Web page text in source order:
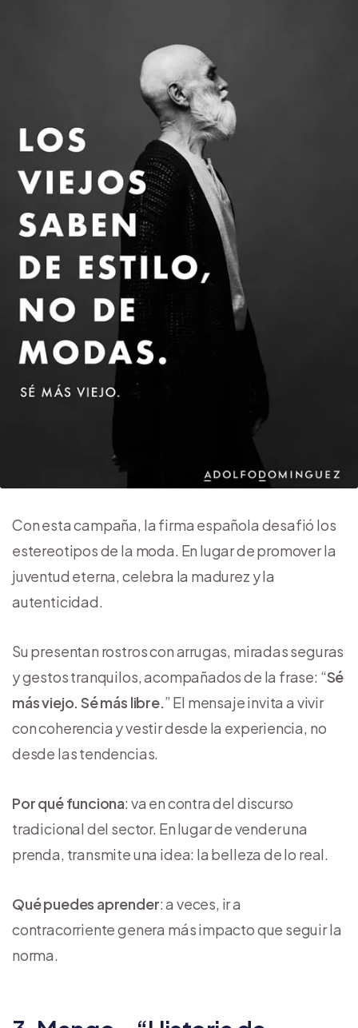
Con esta campaña, la firma española desafió los
estereotipos de la moda. En lugar de promover la
juventud eterna, celebra la madurez y la
autenticidad.
Su presentan rostros con arrugas, miradas seguras
y gestos tranquilos, acompañados de la frase: “Sé
más viejo. Sé más libre. ” El mensaje invita a vivir
con coherencia y vestir desde la experiencia, no
desde las tendencias.
Por qué funciona: va en contra del discurso
tradicional del sector. En lugar de vender una
prenda, transmite una idea: la belleza de lo real.
Qué puedes aprender: a veces, ir a
contracorriente genera más impacto que seguir la
norma.